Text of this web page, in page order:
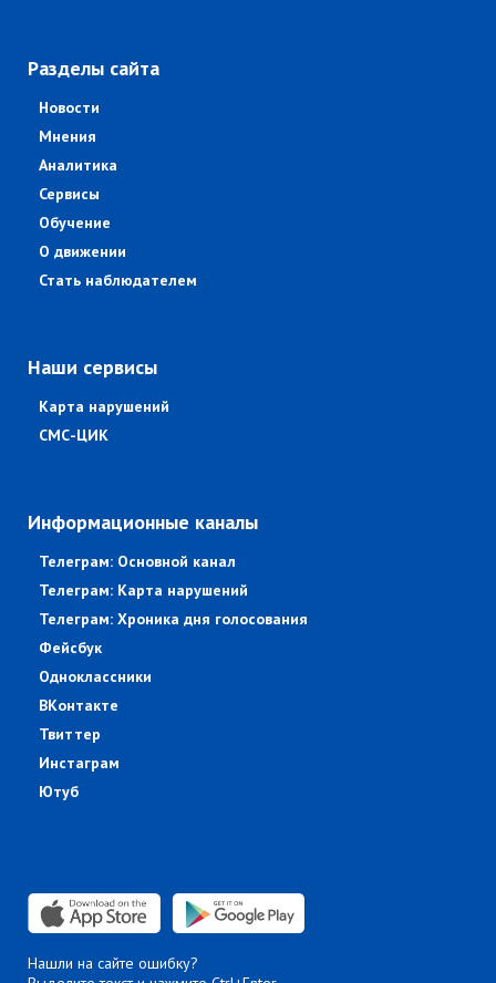
Разделы сайта
Новости
Мнения
Аналитика
Сервисы
Обучение
О движении
Стать наблюдателем
Наши сервисы
Карта нарушений
СМС-ЦИК
Информационные каналы
Телеграм: Основной канал
Телеграм: Карта нарушений
Телеграм: Хроника дня голосования
Фейсбук
Одноклассники
ВКонтакте
Твиттер
Инстаграм
Ютуб
Нашли на сайте ошибку?